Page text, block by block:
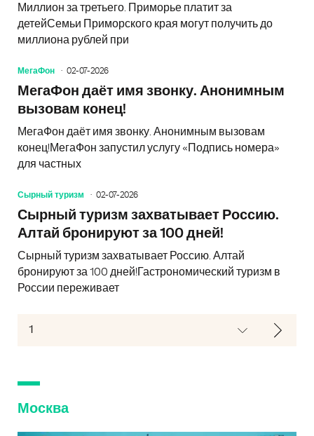
Миллион за третьего. Приморье платит за
детейСемьи Приморского края могут получить до
миллиона рублей при
МегаФон 02-07-2026
МегаФон даёт имя звонку. Анонимным
вызовам конец!
МегаФон даёт имя звонку. Анонимным вызовам
конец!МегаФон запустил услугу «Подпись номера»
для частных
Сырный туризм 02-07-2026
Сырный туризм захватывает Россию.
Алтай бронируют за 100 дней!
Сырный туризм захватывает Россию. Алтай
бронируют за 100 дней!Гастрономический туризм в
России переживает
Москва